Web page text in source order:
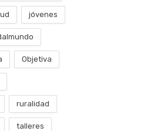
jóvenes
Objetiva
ruralidad
talleres